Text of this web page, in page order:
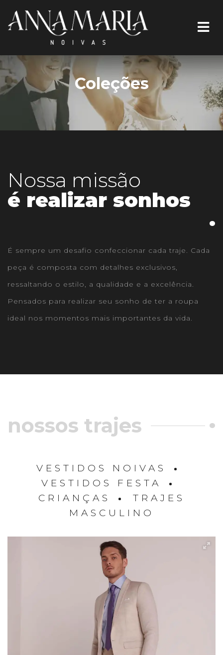
Coleções
Nossa missão
é realizar sonhos
É sempre um desafio confeccionar cada traje. Cada
peça é composta com detalhes exclusivos,
ressaltando o estilo, a qualidade e a excelência.
Pensados para realizar seu sonho de ter a roupa
ideal nos momentos mais importantes da vida.
nossos trajes
VESTIDOS NOIVAS
VESTIDOS FESTA
CRIANÇAS
TRAJES
MASCULINO